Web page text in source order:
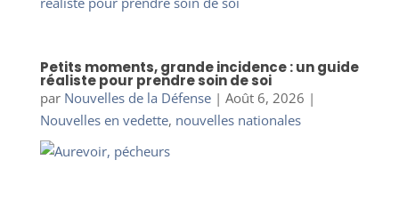
Petits moments, grande incidence : un guide
réaliste pour prendre soin de soi
par Nouvelles de la Défense| Août 6, 2026 |
Nouvelles en vedette, nouvelles nationales